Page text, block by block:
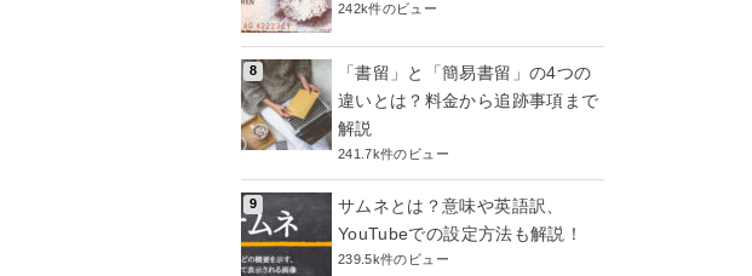
242k件のビュー
「書留」と「簡易書留」の4つの
違いとは？料金から追跡事項まで
解説
241.7k件のビュー
サムネとは？意味や英語訳、
YouTubeでの設定方法も解説！
239.5k件のビュー